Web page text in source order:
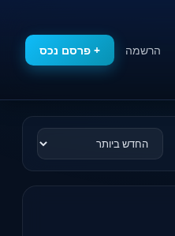
הרשמה + פרסם נכס